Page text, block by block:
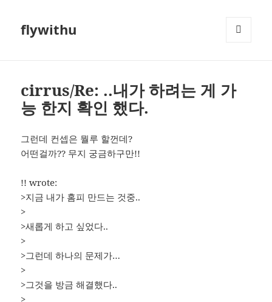
flywithu
cirrus/Re: ..내가 하려는 게 가
능 한지 확인 했다.
그런데 컨셉은 뭘루 할껀데?
어떤걸까?? 무지 궁금하구만!!
!! wrote:
>지금 내가 홈피 만드는 것중..
>
>새롭게 하고 싶었다..
>
>그런데 하나의 문제가…
>
>그것을 방금 해결했다..
>